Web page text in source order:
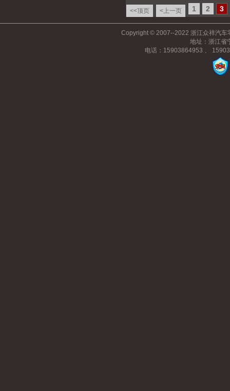
<<顶页 <上一页 1 2 3
Copyright © 2007--2022 浙江众祥汽
地址：浙江省
电话：15903864953 、